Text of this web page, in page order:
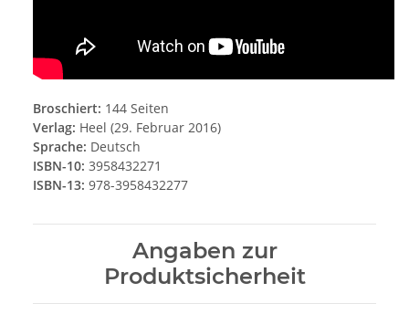
Broschiert: 144 Seiten
Verlag: Heel (29. Februar 2016)
Sprache: Deutsch
ISBN-10: 3958432271
ISBN-13: 978-3958432277
Angaben zur
Produktsicherheit